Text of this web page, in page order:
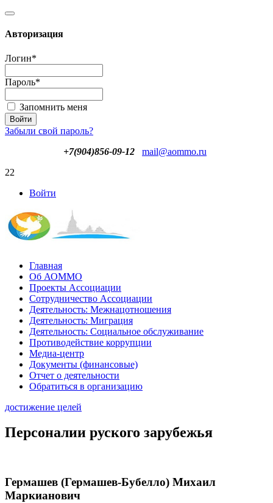
Авторизация
Логин*
Пароль*
Запомнить меня
Забыли свой пароль?
+7(904)856-09-12
mail@aommo.ru
22
Войти
Главная
Об АОММО
Проекты Ассоциации
Сотрудничество Ассоциации
Деятельность: Межнацотношения
Деятельность: Миграция
Деятельность: Социальное обслуживание
Противодействие коррупции
Медиа-центр
Документы (финансовые)
Отчет о деятельности
Обратиться в организацию
достижение целей
Персоналии руского зарубежья
Гермашев (Гермашев-Бубелло) Михаил
Маркианович